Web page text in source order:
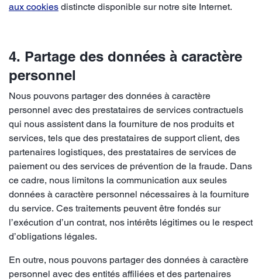
aux cookies distincte disponible sur notre site Internet.
4. Partage des données à caractère
personnel
Nous pouvons partager des données à caractère
personnel avec des prestataires de services contractuels
qui nous assistent dans la fourniture de nos produits et
services, tels que des prestataires de support client, des
partenaires logistiques, des prestataires de services de
paiement ou des services de prévention de la fraude. Dans
ce cadre, nous limitons la communication aux seules
données à caractère personnel nécessaires à la fourniture
du service. Ces traitements peuvent être fondés sur
l’exécution d’un contrat, nos intérêts légitimes ou le respect
d’obligations légales.
En outre, nous pouvons partager des données à caractère
personnel avec des entités affiliées et des partenaires